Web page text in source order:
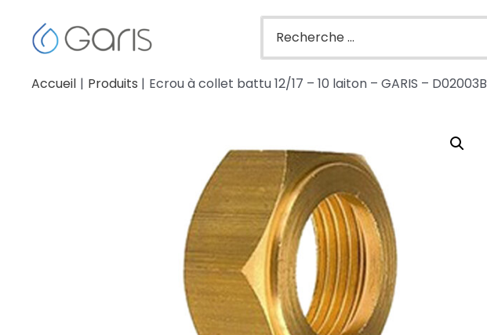
Accueil Produits Ecrou à collet battu 12/17 – 10 laiton – GARIS – D02003B